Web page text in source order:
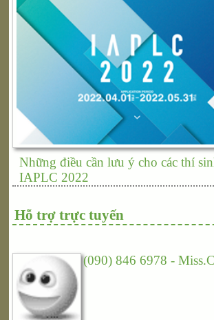
Những điều cần lưu ý cho các thí
IAPLC 2022
Hỗ trợ trực tuyến
(090) 846 6978 -